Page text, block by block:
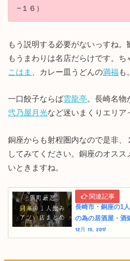
−１６）
もう説明する必要がないっすね。
もうまわりは名店だらけです。ち
こはま
、カレー皿うどんの満福も。
一口餃子ならば雲龍亭。長崎名物
弐乃屋月光など迷いまくりエリア
銅座からも射程圏内なので是非、
してみてください。銅座のオス
いときますね。
長崎市・銅座の1
の為の居酒屋・酒
12月 15, 2017